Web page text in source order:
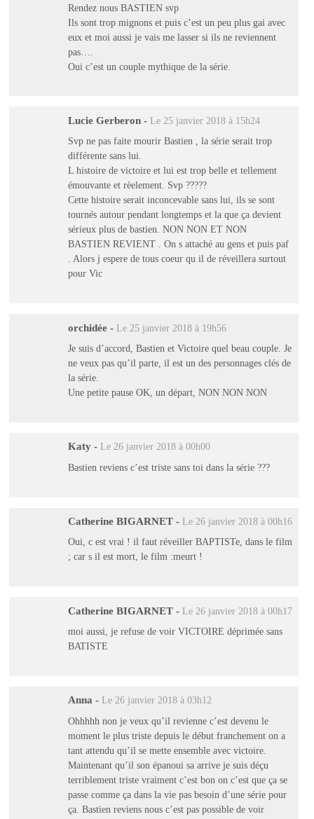
Rendez nous BASTIEN svp
Ils sont trop mignons et puis c’est un peu plus gai avec
eux et moi aussi je vais me lasser si ils ne reviennent
pas….
Oui c’est un couple mythique de la série.
Lucie Gerberon - Le 25 janvier 2018 à 15h24
Svp ne pas faite mourir Bastien , la série serait trop
différente sans lui.
L histoire de victoire et lui est trop belle et tellement
émouvante et rèelement. Svp ?????
Cette histoire serait inconcevable sans lui, ils se sont
tournés autour pendant longtemps et la que ça devient
sérieux plus de bastien. NON NON ET NON
BASTIEN REVIENT . On s attaché au gens et puis paf
. Alors j espere de tous coeur qu il de réveillera surtout
pour Vic
orchidée - Le 25 janvier 2018 à 19h56
Je suis d’accord, Bastien et Victoire quel beau couple. Je
ne veux pas qu’il parte, il est un des personnages clés de
la série.
Une petite pause OK, un départ, NON NON NON
Katy - Le 26 janvier 2018 à 00h00
Bastien reviens c’est triste sans toi dans la série ???
Catherine BIGARNET - Le 26 janvier 2018 à 00h16
Oui, c est vrai ! il faut réveiller BAPTISTe, dans le film
; car s il est mort, le film :meurt !
Catherine BIGARNET - Le 26 janvier 2018 à 00h17
moi aussi, je refuse de voir VICTOIRE déprimée sans
BATISTE
Anna - Le 26 janvier 2018 à 03h12
Ohhhhh non je veux qu’il revienne c’est devenu le
moment le plus triste depuis le début franchement on a
tant attendu qu’il se mette ensemble avec victoire.
Maintenant qu’il son épanoui sa arrive je suis déçu
terriblement triste vraiment c’est bon on c’est que ça se
passe comme ça dans la vie pas besoin d’une série pour
ça. Bastien reviens nous c’est pas possible de voir